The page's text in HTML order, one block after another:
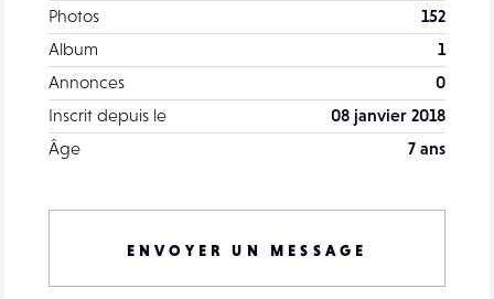
Photos
152
Album
1
Annonces
0
Inscrit depuis le
08 janvier 2018
Âge
7 ans
ENVOYER UN MESSAGE